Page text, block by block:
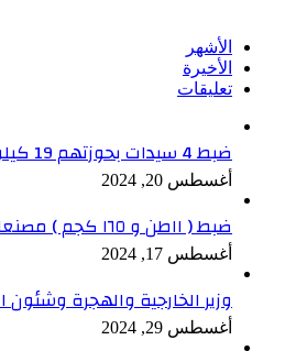
الأشهر
الأخيرة
تعليقات
ضبط 4 سيدات بحوزتهم 19 كيلو لعقار الكبتاجون المخدر
أغسطس 20, 2024
ضبط ( ١١طن و ١٦٥ كجم ) مصنعات لحوم فاسدة بمركز بلبيس بالشرقية
أغسطس 17, 2024
وزير الخارجية والهجرة وشئون
أغسطس 29, 2024